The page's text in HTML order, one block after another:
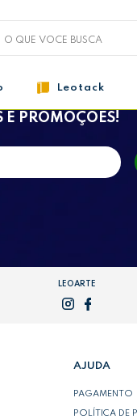
Leotack
OFERTAS,
E PROMOÇÕES!
LEOARTE
AJUDA
PAGAMENTO
POLÍTICA DE